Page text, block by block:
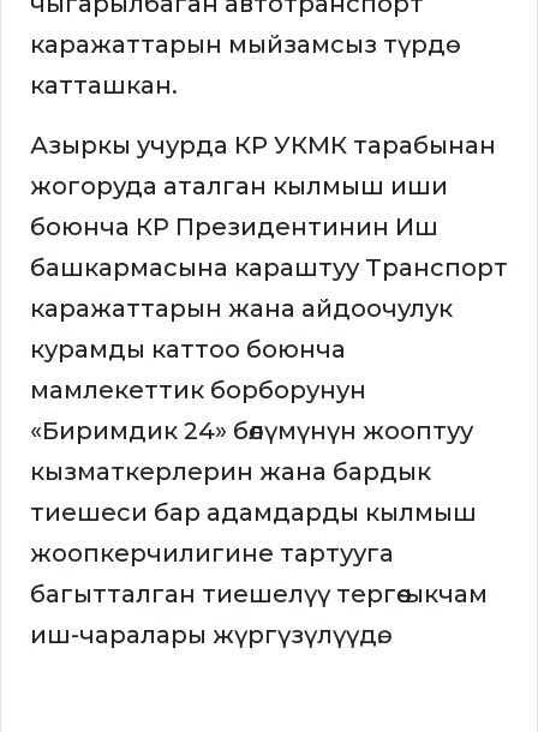
каражаттарын мыйзамсыз түрдө
катташкан.
Азыркы учурда КР УКМК тарабынан
жогоруда аталган кылмыш иши
боюнча КР Президентинин Иш
башкармасына караштуу Транспорт
каражаттарын жана айдоочулук
курамды каттоо боюнча
мамлекеттик борборунун
«Биримдик 24» бөлүмүнүн жооптуу
кызматкерлерин жана бардык
тиешеси бар адамдарды кылмыш
жоопкерчилигине тартууга
багытталган тиешелүү тергөө-ыкчам
иш-чаралары жүргүзүлүүдө.